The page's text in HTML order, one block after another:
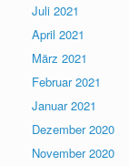
Juli 2021
April 2021
März 2021
Februar 2021
Januar 2021
Dezember 2020
November 2020